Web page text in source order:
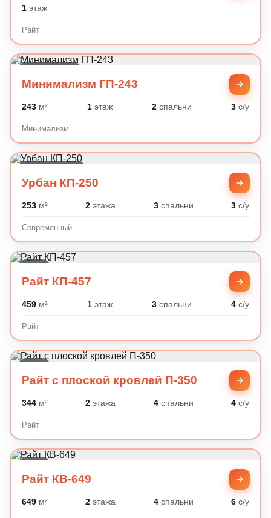
1этаж
Райт
Минимализм ГП-243
243м² 1этаж 2 спальни 3 с/у
Минимализм
Урбан КП-250
253м² 2 этажа 3спальни 3 с/у
Современный
Райт КП-457
459м² 1этаж 3 спальни 4 с/у
Райт
Райт с плоской кровлей П-350
344м² 2 этажа 4спальни 4 с/у
Райт
Райт КВ-649
649м² 2 этажа 4спальни 6 с/у